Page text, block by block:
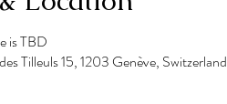
is TBD
Tilleuls 15, 1203 Genève, Switzerland